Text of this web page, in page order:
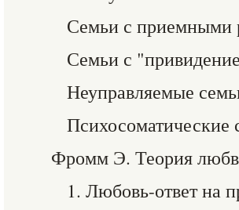
Семьи с приемными
Семьи с
Неуправляемые
Психосоматические
Фромм Э. Теория
1. Любовь-ответ на